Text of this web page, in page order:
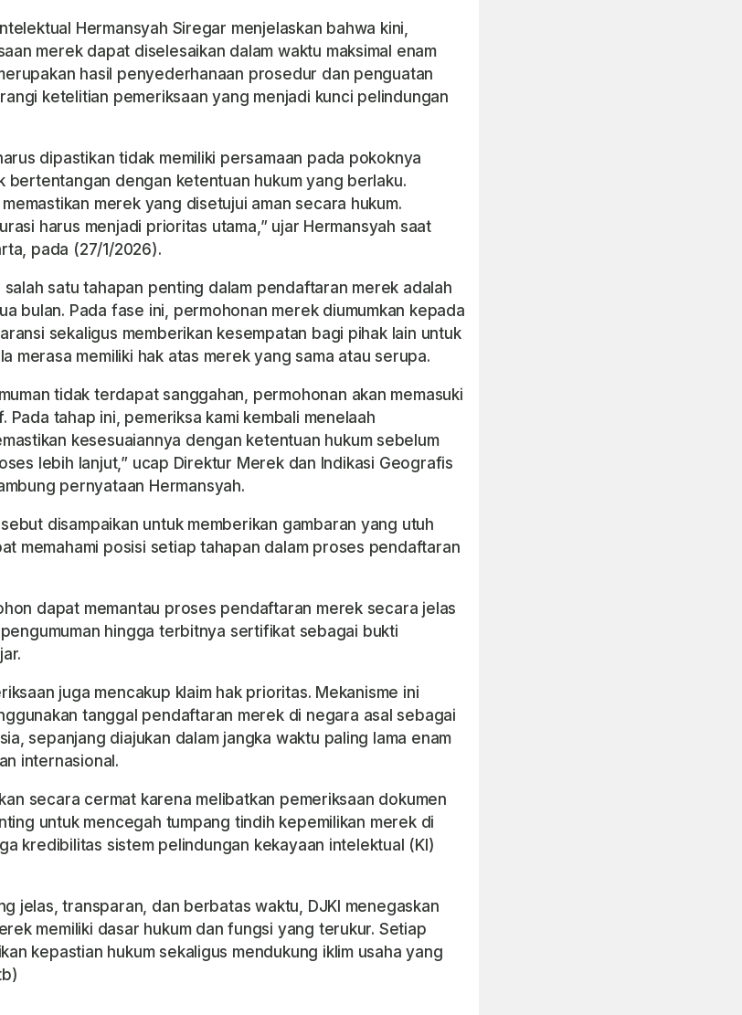
Hermansyah Siregar menjelaskan bahwa kini,
merek dapat diselesaikan dalam waktu maksimal enam
hasil penyederhanaan prosedur dan penguatan
ketelitian pemeriksaan yang menjadi kunci pelindungan
dipastikan tidak memiliki persamaan pada pokoknya
bertentangan dengan ketentuan hukum yang berlaku.
merek yang disetujui aman secara hukum.
harus menjadi prioritas utama,” ujar Hermansyah saat
pada (27/1/2026).
satu tahapan penting dalam pendaftaran merek adalah
bulan. Pada fase ini, permohonan merek diumumkan kepada
sekaligus memberikan kesempatan bagi pihak lain untuk
merasa memiliki hak atas merek yang sama atau serupa.
tidak terdapat sanggahan, permohonan akan memasuki
Pada tahap ini, pemeriksa kami kembali menelaah
kesesuaiannya dengan ketentuan hukum sebelum
lebih lanjut,” ucap Direktur Merek dan Indikasi Geografis
pernyataan Hermansyah.
disampaikan untuk memberikan gambaran yang utuh
memahami posisi setiap tahapan dalam proses pendaftaran
dapat memantau proses pendaftaran merek secara jelas
hingga terbitnya sertifikat sebagai bukti
juga mencakup klaim hak prioritas. Mekanisme ini
tanggal pendaftaran merek di negara asal sebagai
sepanjang diajukan dalam jangka waktu paling lama enam
internasional.
secara cermat karena melibatkan pemeriksaan dokumen
untuk mencegah tumpang tindih kepemilikan merek di
kredibilitas sistem pelindungan kekayaan intelektual (KI)
jelas, transparan, dan berbatas waktu, DJKI menegaskan
memiliki dasar hukum dan fungsi yang terukur. Setiap
kepastian hukum sekaligus mendukung iklim usaha yang